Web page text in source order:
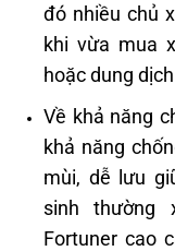
đó nhiều chủ
khi vừa mua
hoặc dung
Về khả năng
khả năng
mùi, dễ lưu
sinh thường
Fortuner cao